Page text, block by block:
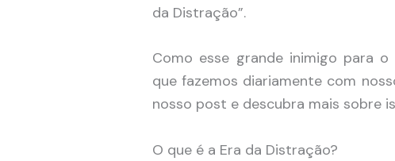
da Distração”.
Como esse grande inimigo para
que fazemos diariamente com
nosso post e descubra mais sobre
O que é a Era da Distração?